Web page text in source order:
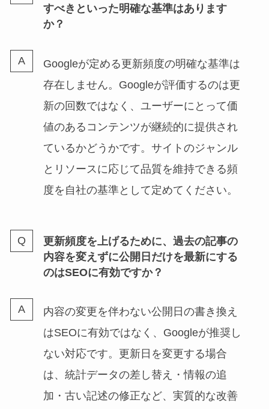
すべきといった明確な基準はあります
か？
Googleが定める更新頻度の明確な基準は
存在しません。Googleが評価するのは更
新の回数ではなく、ユーザーにとって価
値のあるコンテンツが継続的に提供され
ているかどうかです。サイトのジャンル
とリソースに応じて品質を維持できる頻
度を自社の基準として定めてください。
更新頻度を上げるために、過去の記事の
内容を変えずに公開日だけを最新にする
のはSEOに有効ですか？
内容の変更を伴わない公開日の書き換え
はSEOに有効ではなく、Googleが推奨し
ない対応です。更新日を変更する場合
は、統計データの差し替え・情報の追
加・古い記述の修正など、実質的な改善